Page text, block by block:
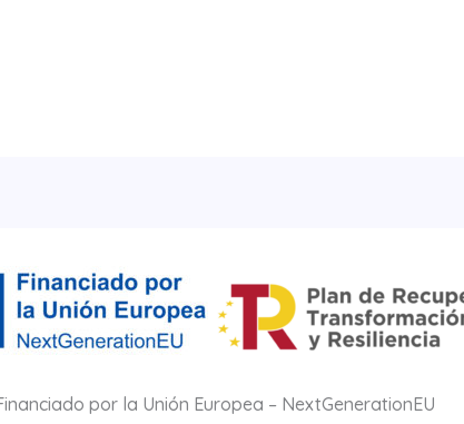
por la Unión Europea – NextGenerationEU